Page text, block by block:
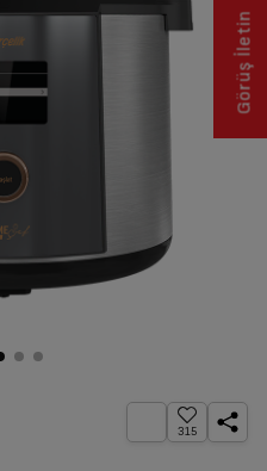
315
Görüş İletin